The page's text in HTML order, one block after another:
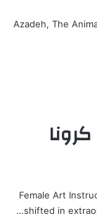
Azadeh, The
Female Art
shifted in